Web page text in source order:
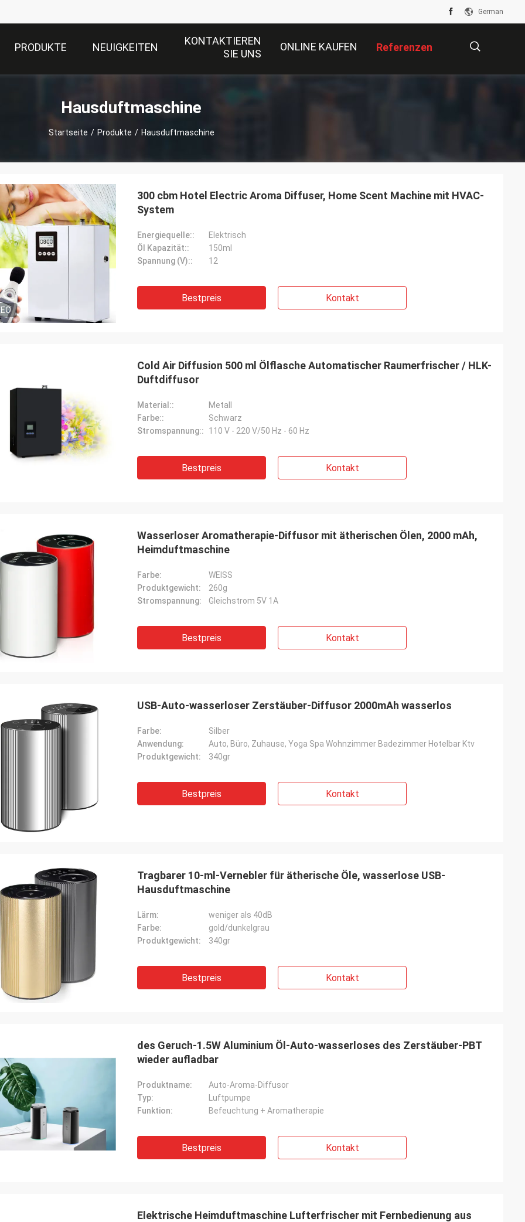
German
PRODUKTE NEUIGKEITEN
KONTAKTIEREN
SIE UNS
ONLINE KAUFEN Referenzen
Hausduftmaschine
Startseite / Produkte / Hausduftmaschine
300 cbm Hotel Electric Aroma Diffuser, Home Scent Machine mit HVAC-
System
Energiequelle::
Elektrisch
Öl Kapazität::
150ml
Spannung (V)::
12
Bestpreis Kontakt
Cold Air Diffusion 500 ml Ölflasche Automatischer Raumerfrischer / HLK-
Duftdiffusor
Material::
Metall
Farbe::
Schwarz
Stromspannung::
110 V - 220 V/50 Hz - 60 Hz
Bestpreis Kontakt
Wasserloser Aromatherapie-Diffusor mit ätherischen Ölen, 2000 mAh,
Heimduftmaschine
Farbe:
WEISS
Produktgewicht:
260g
Stromspannung:
Gleichstrom 5V 1A
Bestpreis Kontakt
USB-Auto-wasserloser Zerstäuber-Diffusor 2000mAh wasserlos
Farbe:
Silber
Anwendung:
Auto, Büro, Zuhause, Yoga Spa Wohnzimmer Badezimmer Hotelbar Ktv
Produktgewicht:
340gr
Bestpreis Kontakt
Tragbarer 10-ml-Vernebler für ätherische Öle, wasserlose USB-
Hausduftmaschine
Lärm:
weniger als 40dB
Farbe:
gold/dunkelgrau
Produktgewicht:
340gr
Bestpreis Kontakt
des Geruch-1.5W Aluminium Öl-Auto-wasserloses des Zerstäuber-PBT
wieder aufladbar
Produktname:
Auto-Aroma-Diffusor
Typ:
Luftpumpe
Funktion:
Befeuchtung + Aromatherapie
Bestpreis Kontakt
Elektrische Heimduftmaschine Lufterfrischer mit Fernbedienung aus